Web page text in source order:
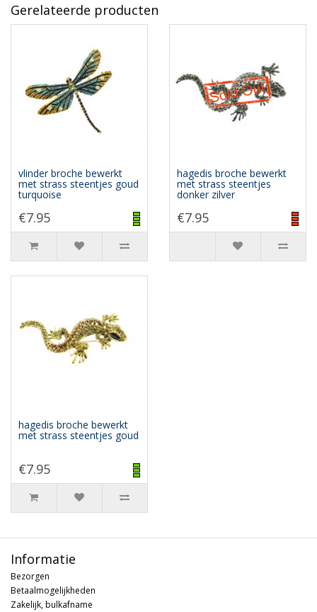
Gerelateerde producten
vlinder broche bewerkt
met strass steentjes goud
turquoise
€7.95
hagedis broche bewerkt
met strass steentjes
donker zilver
€7.95
hagedis broche bewerkt
met strass steentjes goud
€7.95
Informatie
Bezorgen
Betaalmogelijkheden
Zakelijk, bulkafname